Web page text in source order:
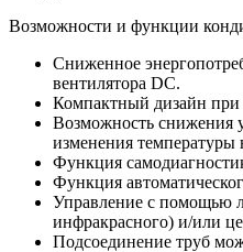
Возможности и функции
Сниженное
вентилятора DC.
Компактный дизайн при
Возможность снижения
изменения
Функция
Функция
Управление с помощью
инфракрасного) и/или
Подсоединение труб